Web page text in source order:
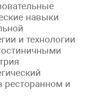
навыки
и технологии
ресторанном и